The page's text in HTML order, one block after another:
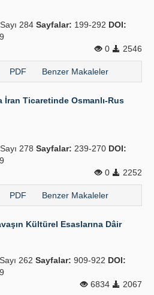
284 Sayfalar: 199-292 DOI:
0
2546
PDF Benzer Makaleler
İran Ticaretinde Osmanlı-Rus
278 Sayfalar: 239-270 DOI:
0
2252
PDF Benzer Makaleler
Kültürel Esaslarına Dâir
262 Sayfalar: 909-922 DOI:
6834
2067